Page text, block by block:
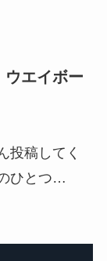
ウエイボー
投稿してく
ひとつ…